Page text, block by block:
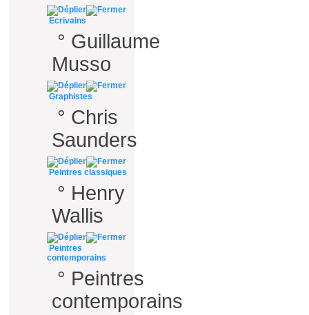
Ecrivains
° Guillaume
Musso
Graphistes
° Chris
Saunders
Peintres classiques
° Henry
Wallis
Peintres
contemporains
° Peintres
contemporains